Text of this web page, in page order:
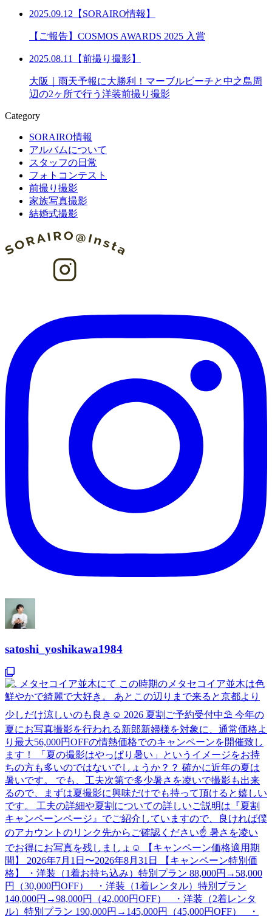
2025.09.12【SORAIRO情報】
【ご報告】COSMOS AWARDS 2025 入賞
2025.08.11【前撮り撮影】
大阪｜雨天予報に大勝利！マーブルビーチと中之島周
辺の2ヶ所で行う洋装前撮り撮影
Category
SORAIRO情報
アルバムについて
スタッフの日常
フォトコンテスト
前撮り撮影
家族写真撮影
結婚式撮影
satoshi_yoshikawa1984